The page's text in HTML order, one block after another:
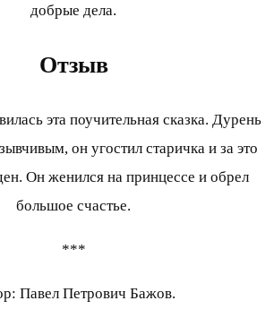
добрые дела.
Отзыв
эта поучительная сказка. Дурень
он угостил старичка и за это
Он женился на принцессе и обрел
большое счастье.
***
Павел Петрович Бажов.